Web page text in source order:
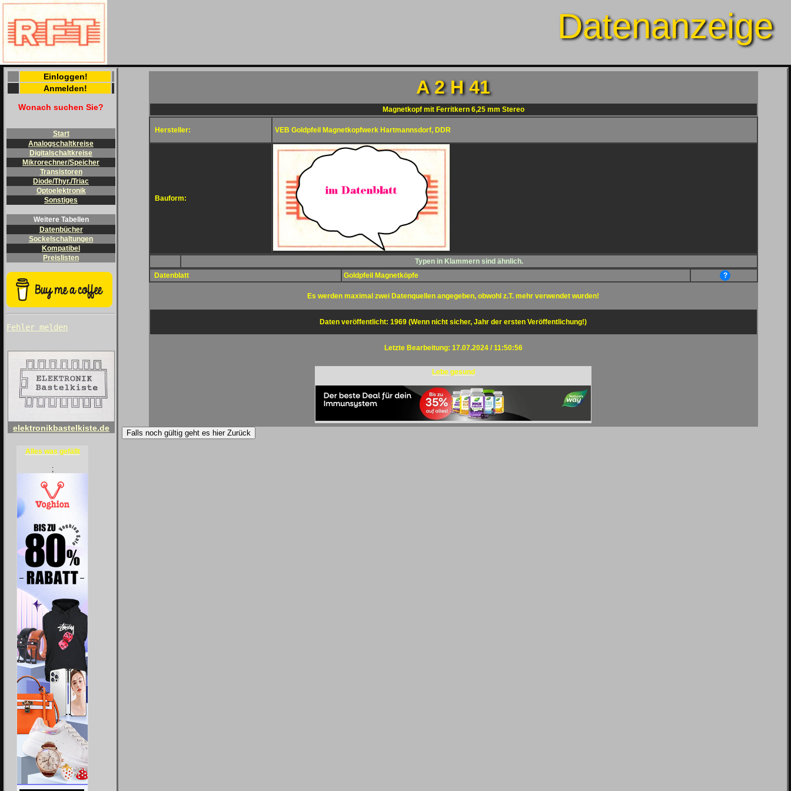
Datenanzeige
Einloggen!
Anmelden!
Wonach suchen Sie?
Start
Analogschaltkreise
Digitalschaltkreise
Mikrorechner/Speicher
Transistoren
Diode/Thyr./Triac
Optoelektronik
Sonstiges
Weitere Tabellen
Datenbücher
Sockelschaltungen
Kompatibel
Preislisten
Fehler melden
elektronikbastelkiste.de
Alles was gefällt
;
A 2 H 41
Magnetkopf mit Ferritkern 6,25 mm Stereo
Hersteller: VEB Goldpfeil Magnetkopfwerk Hartmannsdorf, DDR
Bauform:
Typen in Klammern sind ähnlich.
Datenblatt
Goldpfeil Magnetköpfe ?
Es werden maximal zwei Datenquellen angegeben, obwohl z.T. mehr verwendet wurden!
Daten veröffentlicht: 1969 (Wenn nicht sicher, Jahr der ersten Veröffentlichung!)
Letzte Bearbeitung: 17.07.2024 / 11:50:56
Lebe gesund
Falls noch gültig geht es hier Zurück